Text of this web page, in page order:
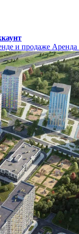
и продаже Аренда